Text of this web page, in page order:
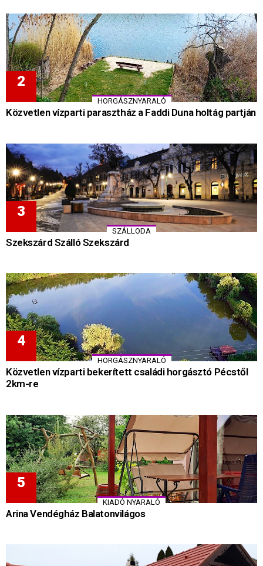
HORGÁSZNYARALÓ
Közvetlen vízparti parasztház a Faddi Duna holtág partján
SZÁLLODA
Szekszárd Szálló Szekszárd
HORGÁSZNYARALÓ
Közvetlen vízparti bekerített családi horgásztó Pécstől
2km-re
KIADÓ NYARALÓ
Arina Vendégház Balatonvilágos